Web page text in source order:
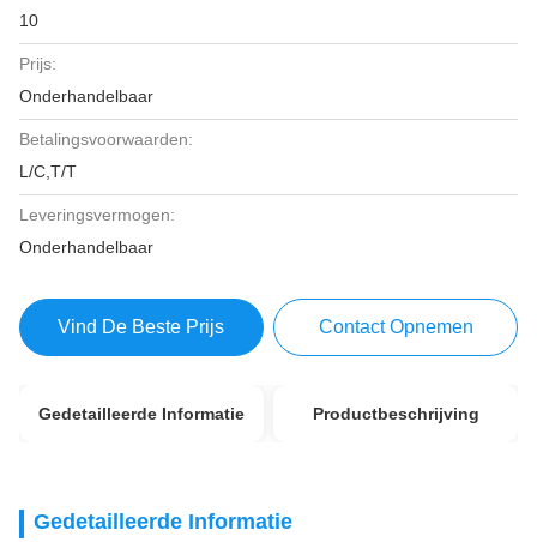
10
Prijs:
Onderhandelbaar
Betalingsvoorwaarden:
L/C,T/T
Leveringsvermogen:
Onderhandelbaar
Vind De Beste Prijs Contact Opnemen
Gedetailleerde Informatie Productbeschrijving
Gedetailleerde Informatie